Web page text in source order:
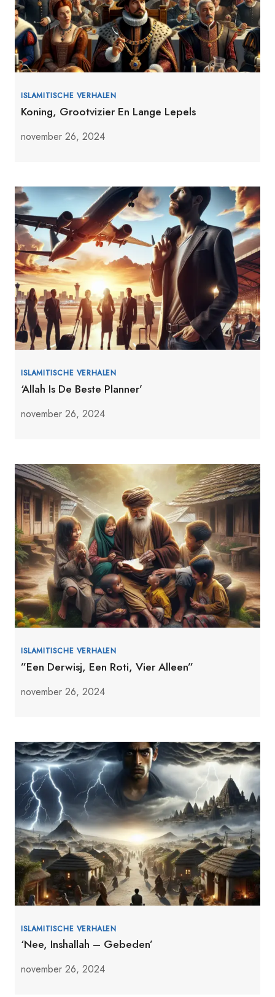
ISLAMITISCHE VERHALEN
Koning, Grootvizier En Lange Lepels
november 26, 2024
ISLAMITISCHE VERHALEN
‘Allah Is De Beste Planner’
november 26, 2024
ISLAMITISCHE VERHALEN
”Een Derwisj, Een Roti, Vier Alleen”
november 26, 2024
ISLAMITISCHE VERHALEN
‘Nee, Inshallah – Gebeden’
november 26, 2024